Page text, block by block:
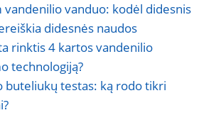
vandenilio vanduo: kodėl didesnis
didesnės naudos
rinktis 4 kartos vandenilio
technologiją?
buteliukų testas: ką rodo tikri